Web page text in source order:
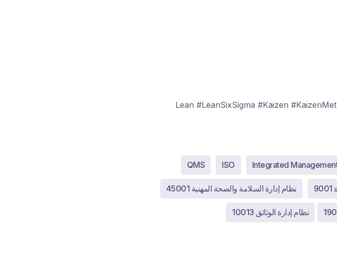
#Lean #LeanSixSigma #Kaizen
Integrated
ISO
QMS
نظام إدارة السلامة والصحة المهنية 45001
نظام إدارة الوثائق 10013